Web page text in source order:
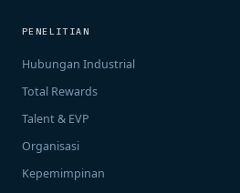
PENELITIAN
Hubungan Industrial
Total Rewards
Talent & EVP
Organisasi
Kepemimpinan